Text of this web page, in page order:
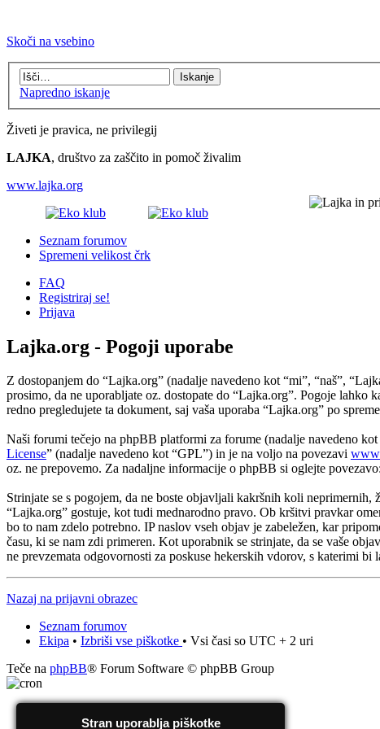
Skoči na vsebino
Napredno iskanje
Živeti je pravica, ne privilegij
LAJKA, društvo za zaščito in pomoč živalim
www.lajka.org
Seznam forumov
Spremeni velikost črk
FAQ
Registriraj se!
Prijava
Lajka.org - Pogoji uporabe
Z dostopanjem do “Lajka.org” (nadalje navedeno kot “mi”, “naš”,
prosimo, da ne uporabljate oz. dostopate do “Lajka.org”. Pogoje
redno pregledujete ta dokument, saj vaša uporaba “Lajka.org” po
Naši forumi tečejo na phpBB platformi za forume (nadalje navedeno
License” (nadalje navedeno kot “GPL”) in je na voljo na povezavi
oz. ne prepovemo. Za nadaljne informacije o phpBB si oglejte povezavo:
Strinjate se s pogojem, da ne boste objavljali kakršnih koli
“Lajka.org” gostuje, kot tudi mednarodno pravo. Ob kršitvi pravkar
bo to nam zdelo potrebno. IP naslov vseh objav je zabeležen, kar
času, ki se nam zdi primeren. Kot uporabnik se strinjate, da se vaše
ne prevzemata odgovornosti za poskuse hekerskih vdorov, s katerimi bi
Nazaj na prijavni obrazec
Seznam forumov
Ekipa • Izbriši vse piškotke • Vsi časi so UTC + 2 uri
Teče na phpBB® Forum Software © phpBB Group
Stran uporablja piškotke